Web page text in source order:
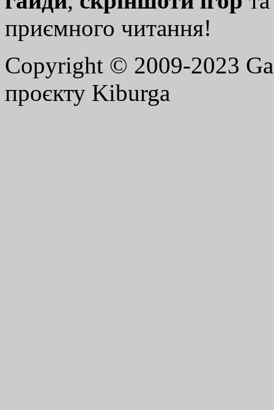
приємного читання!
Copyright © 2009-2023
проєкту Kiburga